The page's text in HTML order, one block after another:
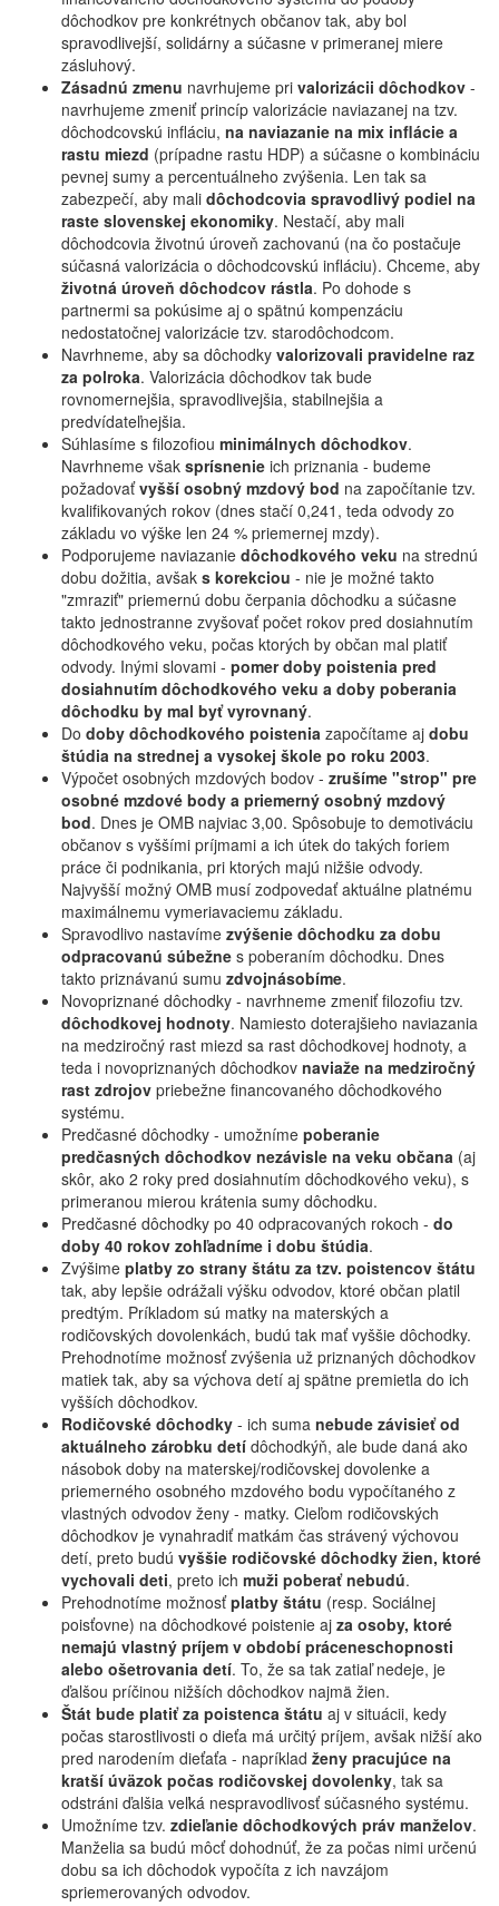
dôchodkov pre konkrétnych občanov tak, aby bol
spravodlivejší, solidárny a súčasne v primeranej miere
zásluhový.
Zásadnú zmenu navrhujeme pri valorizácii dôchodkov -
navrhujeme zmeniť princíp valorizácie naviazanej na tzv.
dôchodcovskú infláciu, na naviazanie na mix inflácie a
rastu miezd (prípadne rastu HDP) a súčasne o kombináciu
pevnej sumy a percentuálneho zvýšenia. Len tak sa
zabezpečí, aby mali dôchodcovia spravodlivý podiel na
raste slovenskej ekonomiky. Nestačí, aby mali
dôchodcovia životnú úroveň zachovanú (na čo postačuje
súčasná valorizácia o dôchodcovskú infláciu). Chceme, aby
životná úroveň dôchodcov rástla. Po dohode s
partnermi sa pokúsime aj o spätnú kompenzáciu
nedostatočnej valorizácie tzv. starodôchodcom.
Navrhneme, aby sa dôchodky valorizovali pravidelne raz
za polroka. Valorizácia dôchodkov tak bude
rovnomernejšia, spravodlivejšia, stabilnejšia a
predvídateľnejšia.
Súhlasíme s filozofiou minimálnych dôchodkov.
Navrhneme však sprísnenie ich priznania - budeme
požadovaťvyšší osobný mzdový bod na započítanie tzv.
kvalifikovaných rokov (dnes stačí 0,241, teda odvody zo
základu vo výške len 24 % priemernej mzdy).
Podporujeme naviazanie dôchodkového veku na strednú
dobu dožitia, avšak s korekciou - nie je možné takto
"zmraziť" priemernú dobu čerpania dôchodku a súčasne
takto jednostranne zvyšovať počet rokov pred dosiahnutím
dôchodkového veku, počas ktorých by občan mal platiť
odvody. Inými slovami - pomer doby poistenia pred
dosiahnutím dôchodkového veku a doby poberania
dôchodku by mal byť vyrovnaný.
Do doby dôchodkového poistenia započítame aj dobu
štúdia na strednej a vysokej škole po roku 2003.
Výpočet osobných mzdových bodov - zrušíme "strop" pre
osobné mzdové body a priemerný osobný mzdový
bod. Dnes je OMB najviac 3,00. Spôsobuje to demotiváciu
občanov s vyššími príjmami a ich útek do takých foriem
práce či podnikania, pri ktorých majú nižšie odvody.
Najvyšší možný OMB musí zodpovedať aktuálne platnému
maximálnemu vymeriavaciemu základu.
Spravodlivo nastavíme zvýšenie dôchodku za dobu
odpracovanú súbežne s poberaním dôchodku. Dnes
takto priznávanú sumu zdvojnásobíme.
Novopriznané dôchodky - navrhneme zmeniť filozofiu tzv.
dôchodkovej hodnoty. Namiesto doterajšieho naviazania
na medziročný rast miezd sa rast dôchodkovej hodnoty, a
teda i novopriznaných dôchodkov naviaže na medziročný
rast zdrojov priebežne financovaného dôchodkového
systému.
Predčasné dôchodky - umožníme poberanie
predčasných dôchodkov nezávisle na veku občana (aj
skôr, ako 2 roky pred dosiahnutím dôchodkového veku), s
primeranou mierou krátenia sumy dôchodku.
Predčasné dôchodky po 40 odpracovaných rokoch - do
doby 40 rokov zohľadníme i dobu štúdia.
Zvýšime platby zo strany štátu za tzv. poistencov štátu
tak, aby lepšie odrážali výšku odvodov, ktoré občan platil
predtým. Príkladom sú matky na materských a
rodičovských dovolenkách, budú tak mať vyššie dôchodky.
Prehodnotíme možnosť zvýšenia už priznaných dôchodkov
matiek tak, aby sa výchova detí aj spätne premietla do ich
vyšších dôchodkov.
Rodičovské dôchodky - ich suma nebude závisieť od
aktuálneho zárobku detí dôchodkýň, ale bude daná ako
násobok doby na materskej/rodičovskej dovolenke a
priemerného osobného mzdového bodu vypočítaného z
vlastných odvodov ženy - matky. Cieľom rodičovských
dôchodkov je vynahradiť matkám čas strávený výchovou
detí, preto budú vyššie rodičovské dôchodky žien, ktoré
vychovali deti, preto ich muži poberať nebudú.
Prehodnotíme možnosťplatby štátu (resp. Sociálnej
poisťovne) na dôchodkové poistenie aj za osoby, ktoré
nemajú vlastný príjem v období práceneschopnosti
alebo ošetrovania detí. To, že sa tak zatiaľ nedeje, je
ďalšou príčinou nižších dôchodkov najmä žien.
Štát bude platiť za poistenca štátu aj v situácii, kedy
počas starostlivosti o dieťa má určitý príjem, avšak nižší ako
pred narodením dieťaťa - napríklad ženy pracujúce na
kratší úväzok počas rodičovskej dovolenky, tak sa
odstráni ďalšia veľká nespravodlivosť súčasného systému.
Umožníme tzv. zdieľanie dôchodkových práv manželov.
Manželia sa budú môcť dohodnúť, že za počas nimi určenú
dobu sa ich dôchodok vypočíta z ich navzájom
spriemerovaných odvodov.